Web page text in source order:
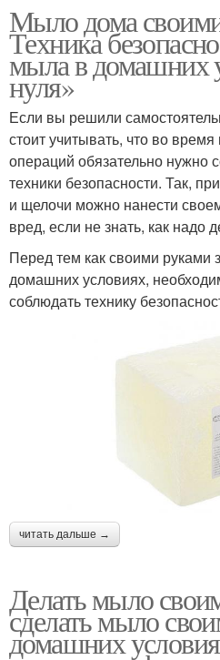
Мыло дома
Техника
мыла в домашних
нуля»
Если вы решили
стоит учитывать, что во
операций обязательно нужно
техники безопасности. Так,
и щелочи можно нанести
вред, если не знать, как надо
Перед тем как своими руками
домашних условиях,
соблюдать технику
читать дальше →
Делать мыло
сделать мыло
домашних